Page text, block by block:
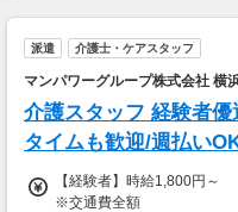
派遣 介護士・ケアスタッフ
マンパワーグループ株式会社 横
介護スタッフ 経験者
タイムも歓迎/週払い
【経験者】時給1,800円～
※交通費全額